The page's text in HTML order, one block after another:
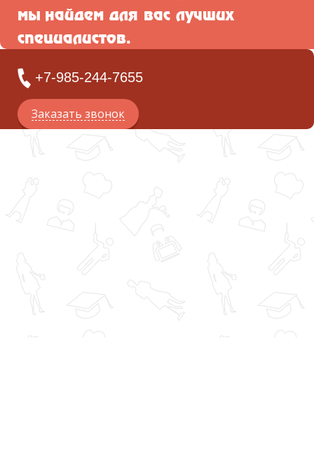
мы найдем для вас лучших
специалистов.
+7-985-244-7655
Заказать звонок